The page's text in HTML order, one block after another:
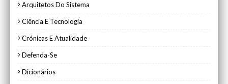
Arquitetos Do Sistema
Ciência E Tecnologia
Crónicas E Atualidade
Defenda-Se
Dicionários